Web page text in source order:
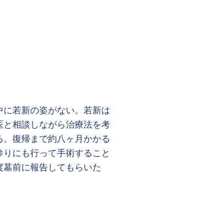
若新の姿がない。若新は
相談しながら治療法を考
復帰まで約八ヶ月かかる
にも行って手術すること
前に報告してもらいた